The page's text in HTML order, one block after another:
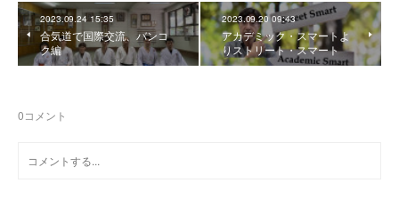
2023.09.24 15:35
合気道で国際交流、バンコ
ク編
2023.09.20 09:43
アカデミック・スマートよ
りストリート・スマート
0コメント